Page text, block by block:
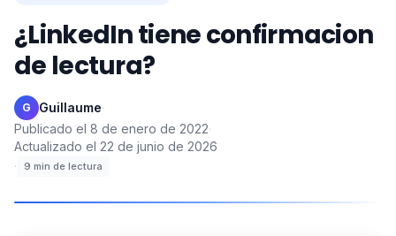
¿LinkedIn tiene confirmacion
de lectura?
G Guillaume·
Publicado el 8 de enero de 2022·
Actualizado el 22 de junio de 2026
·
9 min de lectura